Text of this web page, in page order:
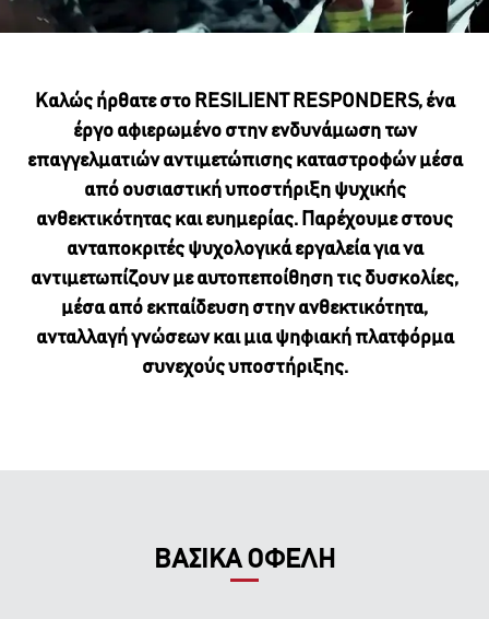
Καλώς ήρθατε στο RESILIENT RESPONDERS, ένα
έργο αφιερωμένο στην ενδυνάμωση των
επαγγελματιών αντιμετώπισης καταστροφών μέσα
από ουσιαστική υποστήριξη ψυχικής
ανθεκτικότητας και ευημερίας. Παρέχουμε στους
ανταποκριτές ψυχολογικά εργαλεία για να
αντιμετωπίζουν με αυτοπεποίθηση τις δυσκολίες,
μέσα από εκπαίδευση στην ανθεκτικότητα,
ανταλλαγή γνώσεων και μια ψηφιακή πλατφόρμα
συνεχούς υποστήριξης.
ΒΑΣΙΚΑ ΟΦΕΛΗ